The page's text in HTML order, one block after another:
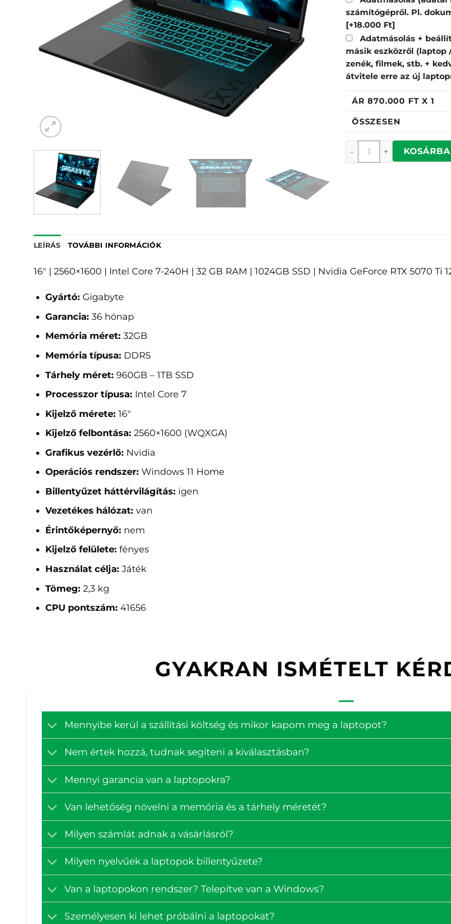
számítógépről. Pl.
[+18.000 Ft]
Adatmásolás +
másik eszközről (laptop
zenék, filmek, stb. +
átvitele erre az új
ÁR870.000 FT X 1
ÖSSZESEN
Gigabyte A16 PRO
LEÍRÁS TOVÁBBI INFORMÁCIÓK
16" | 2560×1600 | Intel Core 7-240H | 32 GB RAM | 1024GB SSD | Nvidia GeForce RTX 5070 Ti
Gyártó: Gigabyte
Garancia: 36 hónap
Memória méret: 32GB
Memória típusa: DDR5
Tárhely méret: 960GB – 1TB SSD
Processzor típusa: Intel Core 7
Kijelző mérete: 16"
Kijelző felbontása: 2560×1600 (WQXGA)
Grafikus vezérlő: Nvidia
Operációs rendszer: Windows 11 Home
Billentyűzet háttérvilágítás: igen
Vezetékes hálózat: van
Érintőképernyő: nem
Kijelző felülete: fényes
Használat célja: Játék
Tömeg: 2,3 kg
CPU pontszám: 41656
GYAKRAN ISMÉTELT
Mennyibe kerül a szállítási költség és mikor kapom meg a laptopot?
Nem értek hozzá, tudnak segíteni a kiválasztásban?
Mennyi garancia van a laptopokra?
Van lehetőség növelni a memória és a tárhely méretét?
Milyen számlát adnak a vásárlásról?
Milyen nyelvűek a laptopok billentyűzete?
Van a laptopokon rendszer? Telepítve van a Windows?
Személyesen ki lehet próbálni a laptopokat?